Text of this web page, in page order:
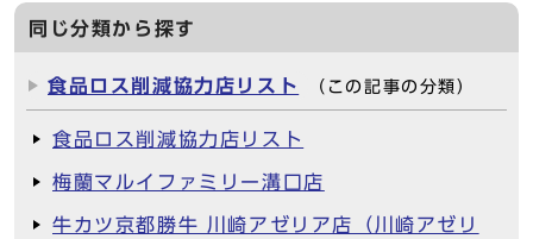
同じ分類から探す
食品ロス削減協力店リスト （この記事の分類）
食品ロス削減協力店リスト
梅蘭マルイファミリー溝口店
牛カツ京都勝牛 川崎アゼリア店（川崎アゼリ